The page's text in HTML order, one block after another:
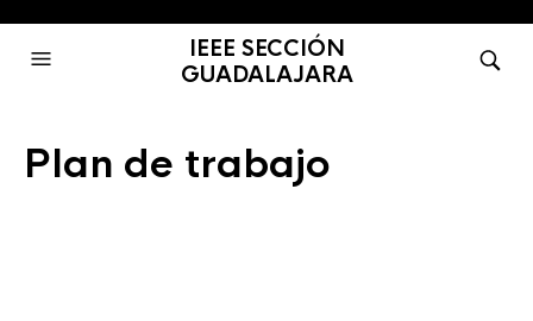
IEEE SECCIÓN
GUADALAJARA
Plan de trabajo